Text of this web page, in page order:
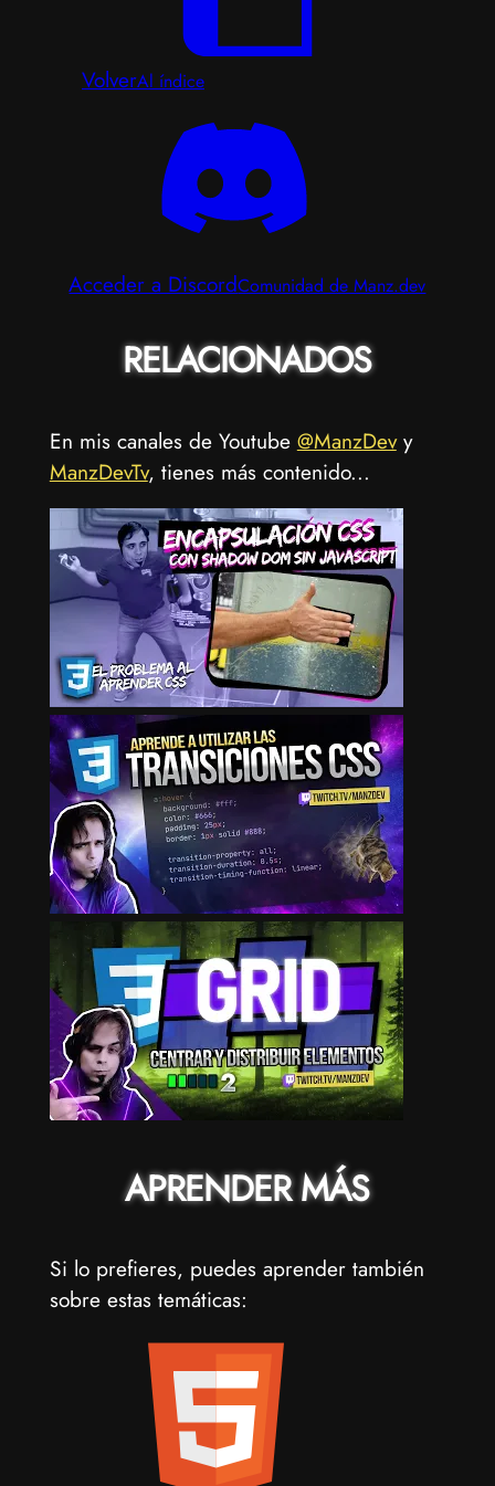
VolverAl índice
Acceder a DiscordComunidad de Manz.dev
RELACIONADOS
En mis canales de Youtube @ManzDevy
ManzDevTv, tienes más contenido...
APRENDER MÁS
Si lo prefieres, puedes aprender también
sobre estas temáticas: